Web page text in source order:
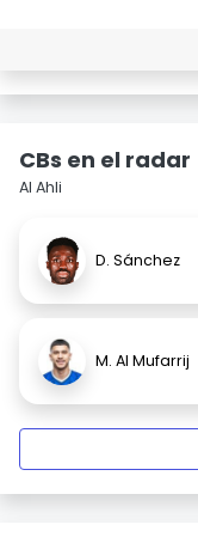
CBs en el radar
Al Ahli
D. Sánchez
M. Al Mufarrij